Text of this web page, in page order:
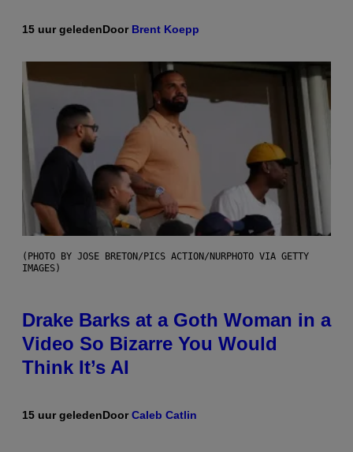
15 uur geledenDoor Brent Koepp
(PHOTO BY JOSE BRETON/PICS ACTION/NURPHOTO VIA GETTY
IMAGES)
Drake Barks at a Goth Woman in a
Video So Bizarre You Would
Think It’s AI
15 uur geledenDoorCaleb Catlin